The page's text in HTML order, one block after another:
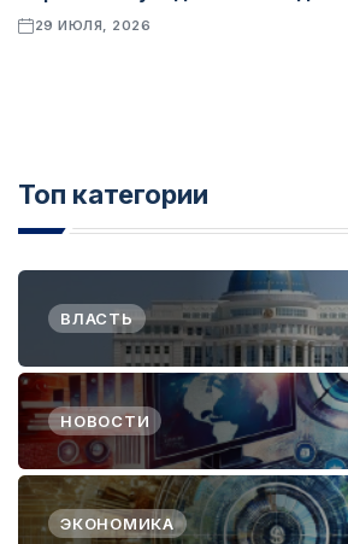
29 ИЮЛЯ, 2026
Топ категории
ВЛАСТЬ
НОВОСТИ
ЭКОНОМИКА